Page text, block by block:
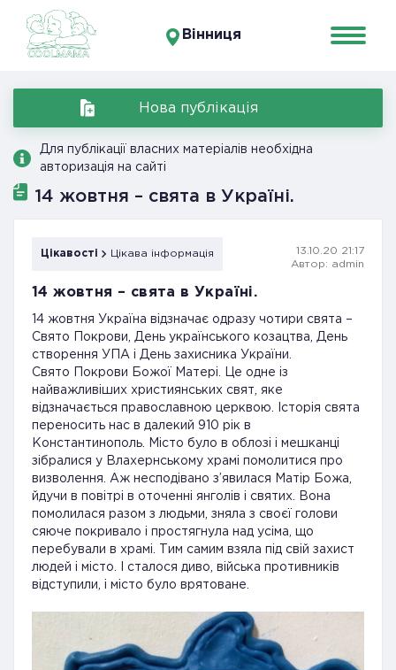
Вінниця
Нова публікація
Для публікації власних матеріалів необхідна
авторизація на сайті
14 жовтня – свята в Україні.
Цікавості Цікава інформація
13.10.20 21:17
Автор: admin
14 жовтня – свята в Україні.
14 жовтня Україна відзначає одразу чотири свята –
Свято Покрови, День українського козацтва, День
створення УПА і День захисника України.
Свято Покрови Божої Матері. Це одне із
найважливіших християнських свят, яке
відзначається православною церквою. Історія свята
переносить нас в далекий 910 рік в
Константинополь. Місто було в облозі і мешканці
зібралися у Влахернському храмі помолитися про
визволення. Аж несподівано з’явилася Матір Божа,
йдучи в повітрі в оточенні янголів і святих. Вона
помолилася разом з людьми, зняла з своєї голови
сяюче покривало і простягнула над усіма, що
перебували в храмі. Тим самим взяла під свій захист
людей і місто. І сталося диво, війська противників
відступили, і місто було врятоване.